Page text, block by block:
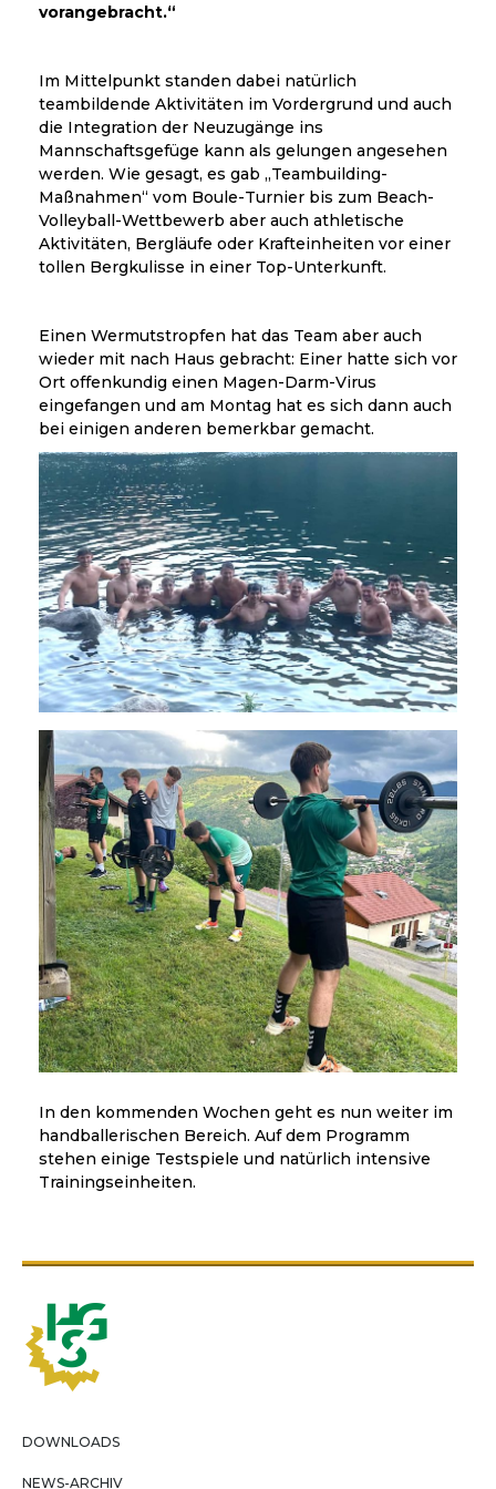
vorangebracht.“
Im Mittelpunkt standen dabei natürlich
teambildende Aktivitäten im Vordergrund und auch
die Integration der Neuzugänge ins
Mannschaftsgefüge kann als gelungen angesehen
werden. Wie gesagt, es gab „Teambuilding-
Maßnahmen“ vom Boule-Turnier bis zum Beach-
Volleyball-Wettbewerb aber auch athletische
Aktivitäten, Bergläufe oder Krafteinheiten vor einer
tollen Bergkulisse in einer Top-Unterkunft.
Einen Wermutstropfen hat das Team aber auch
wieder mit nach Haus gebracht: Einer hatte sich vor
Ort offenkundig einen Magen-Darm-Virus
eingefangen und am Montag hat es sich dann auch
bei einigen anderen bemerkbar gemacht.
In den kommenden Wochen geht es nun weiter im
handballerischen Bereich. Auf dem Programm
stehen einige Testspiele und natürlich intensive
Trainingseinheiten.
DOWNLOADS
NEWS-ARCHIV